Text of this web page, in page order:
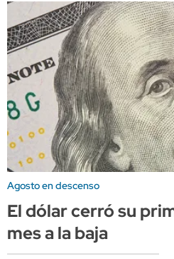
Agosto en descenso
El dólar cerró su
mes a la baja